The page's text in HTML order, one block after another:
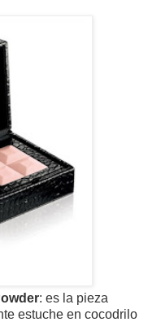
: es la pieza
estuche en cocodrilo